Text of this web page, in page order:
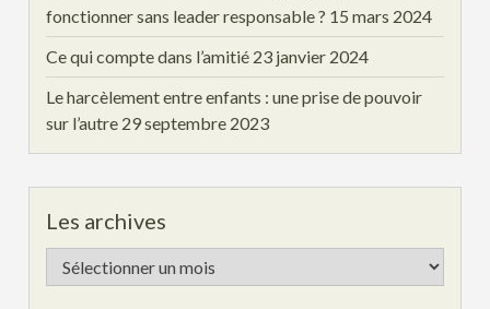
fonctionner sans leader responsable ? 15 mars 2024
Ce qui compte dans l’amitié 23 janvier 2024
Le harcèlement entre enfants : une prise de pouvoir
sur l’autre 29 septembre 2023
Les archives
Les
archives